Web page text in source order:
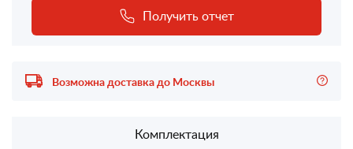
Получить отчет
Возможна доставка до Москвы
Комплектация